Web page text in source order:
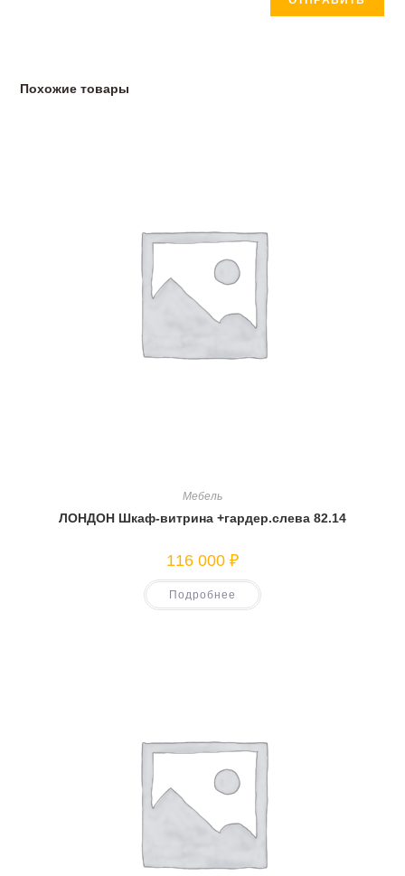
Похожие товары
Мебель
ЛОНДОН Шкаф-витрина +гардер.слева 82.14
116 000 ₽
Подробнее